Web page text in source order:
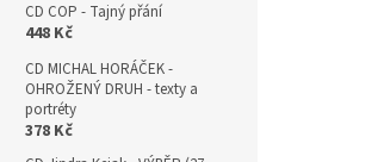
CD COP - Tajný přání
448 Kč
CD MICHAL HORÁČEK -
OHROŽENÝ DRUH - texty a
portréty
378 Kč